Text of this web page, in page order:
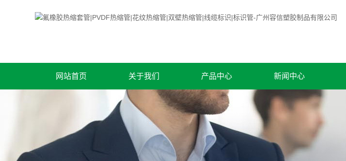
网站首页 关于我们 产品中心 新闻中心